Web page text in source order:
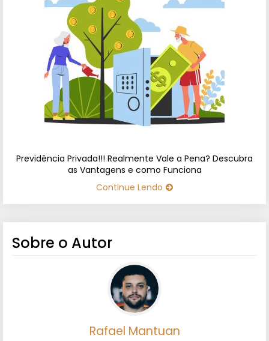
Previdência Privada!!! Realmente Vale a Pena? Descubra
as Vantagens e como Funciona
Continue Lendo
Sobre o Autor
Rafael Mantuan